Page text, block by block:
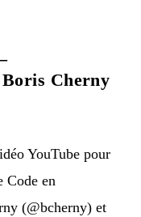
Cherny
YouTube pour
Code en
(@bcherny) et